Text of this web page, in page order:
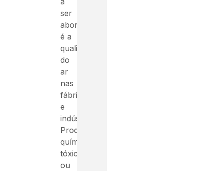
ser
abordado
é a
qualidade
do
ar
nas
fábricas
e
indústrias.
Produtos
químicos,
tóxicos
ou